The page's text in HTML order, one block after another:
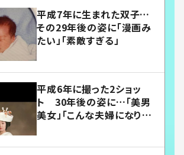
平成7年に生まれた双子…
その29年後の姿に「漫画み
たい」「素敵すぎる」
平成6年に撮った2ショッ
ト 30年後の姿に…「美男
美女」「こんな夫婦になりた